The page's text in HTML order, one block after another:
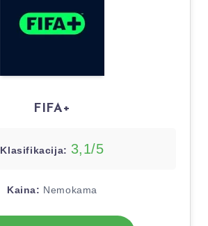
FIFA+
Klasifikacija: 3,1/5
Kaina: Nemokama